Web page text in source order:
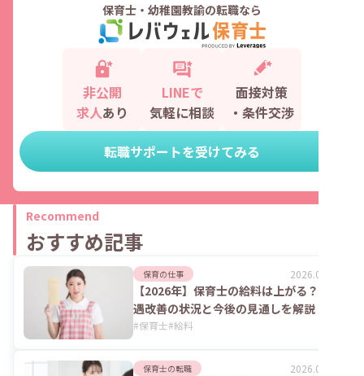
保育士・幼稚園教諭の転職なら
非公開
求人あり
LINEで
気軽に相談
面接対策
・条件交渉
転職サポートを受けてみる
Recommend
おすすめ記事
保育の仕事 2026.08.06
【2026年】保育士の給料は上がる？処
遇改善の状況と今後の見通しを解説
#保育士#給料
保育士の転職 2026.08.06